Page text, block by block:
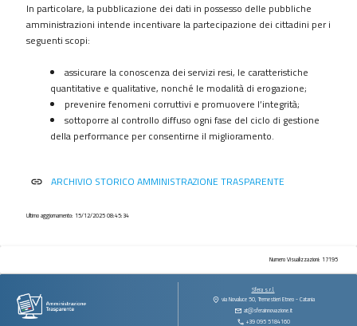
Controlli
sulle
contratti
contributi
vantaggi
immobili
e
In particolare, la pubblicazione dei dati in possesso delle pubbliche
amministrazioni intende incentivare la partecipazione dei cittadini per i
seguenti scopi:
assicurare la conoscenza dei servizi resi, le caratteristiche
quantitative e qualitative, nonché le modalità di erogazione;
prevenire fenomeni corruttivi e promuovere l’integrità;
sottoporre al controllo diffuso ogni fase del ciclo di gestione
della performance per consentirne il miglioramento.
link ARCHIVIO STORICO AMMINISTRAZIONE TRASPARENTE
Ultimo aggiornamento: 15/12/2025 08:45:34
Numero Visualizzazioni: 17195
Sfera s.r.l.
via Novaluce 50, Tremestieri Etneo - Catania
at@sferainnovazione.it
+39 095 5184160